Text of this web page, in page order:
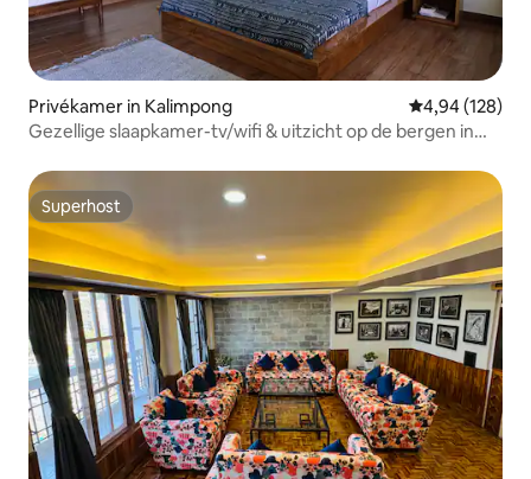
Privékamer in Kalimpong Gemiddelde
4,94 (128)
Gezellige slaapkamer-tv/wifi & uitzicht op de bergen in
Superhost
Superhost